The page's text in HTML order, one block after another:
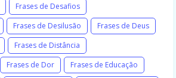
Frases de Desafios
Frases de Desilusão
Frases de Deus
Frases de Distância
Frases de Dor
Frases de Educação